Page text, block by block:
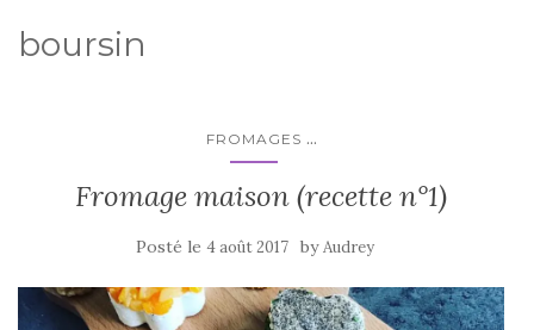
boursin
FROMAGES ...
Fromage maison (recette n°1)
Posté le 4 août 2017 byAudrey